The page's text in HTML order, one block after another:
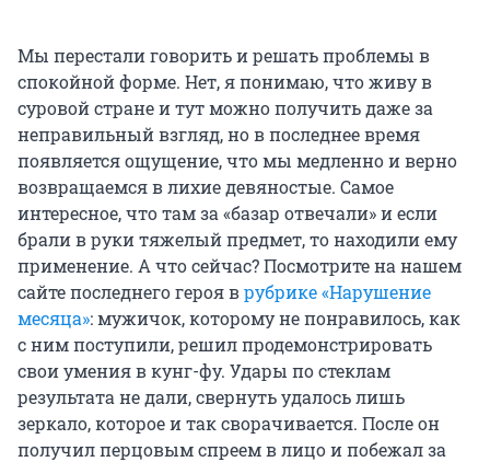
Мы перестали говорить и решать проблемы в
спокойной форме. Нет, я понимаю, что живу в
суровой стране и тут можно получить даже за
неправильный взгляд, но в последнее время
появляется ощущение, что мы медленно и верно
возвращаемся в лихие девяностые. Самое
интересное, что там за «базар отвечали» и если
брали в руки тяжелый предмет, то находили ему
применение. А что сейчас? Посмотрите на нашем
сайте последнего героя врубрике «Нарушение
месяца»: мужичок, которому не понравилось, как
с ним поступили, решил продемонстрировать
свои умения в кунг-фу. Удары по стеклам
результата не дали, свернуть удалось лишь
зеркало, которое и так сворачивается. После он
получил перцовым спреем в лицо и побежал за